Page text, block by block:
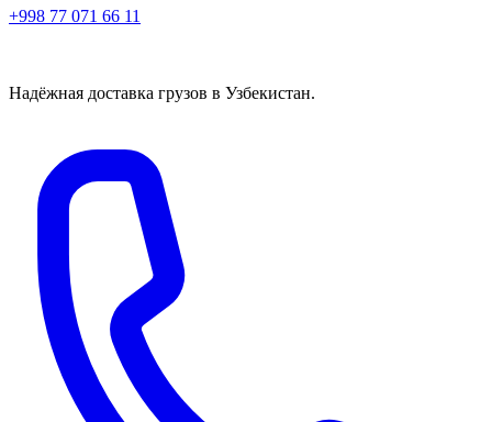
+998 77 071 66 11
Надёжная доставка грузов в Узбекистан.